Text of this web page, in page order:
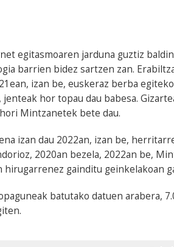
egitasmoaren jarduna guztiz
barrien bidez sartzen zan.
izan be, euskeraz berba
hor topau dau babesa.
Mintzanetek bete dau.
izan dau 2022an, izan be,
2020an bezela, 2022an be,
hirugarrenez gainditu geinkelakoan
batutako datuen arabera,